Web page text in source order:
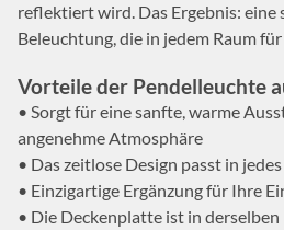
reflektiert wird. Das Ergebnis: eine
Beleuchtung, die in jedem Raum
Vorteile der Pendelleuchte
• Sorgt für eine sanfte, warme
angenehme Atmosphäre
• Das zeitlose Design passt in
• Einzigartige Ergänzung für Ihre
• Die Deckenplatte ist in